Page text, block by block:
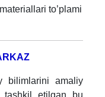
to’plami
bilimlarini amaliy
tashkil etilgan bu